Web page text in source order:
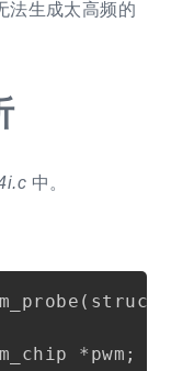
法生成太高频的
中。
*pwm;
Copy